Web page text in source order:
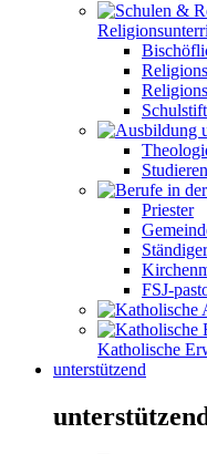
Priester
FSJ-
Katholische
unterstützend
unterstützend